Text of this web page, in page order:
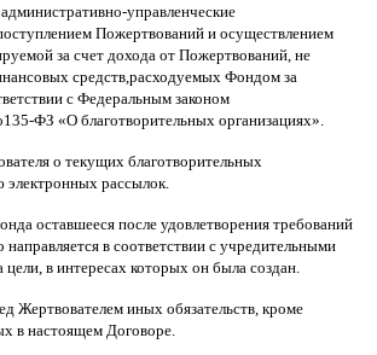
-управленческие
Пожертвований и осуществлением
за счет дохода от Пожертвований не
средств расходуемых Фондом за
с Федеральным законом
135-ФЗ «О благотворительных организациях».
o текущих благотворительных
рассылок
оставшееся после удовлетворения требований
в соответствии с учредительными
цели в интересах которых он была создан
Жертвователем иных обязательств кроме
в настоящем Договоре